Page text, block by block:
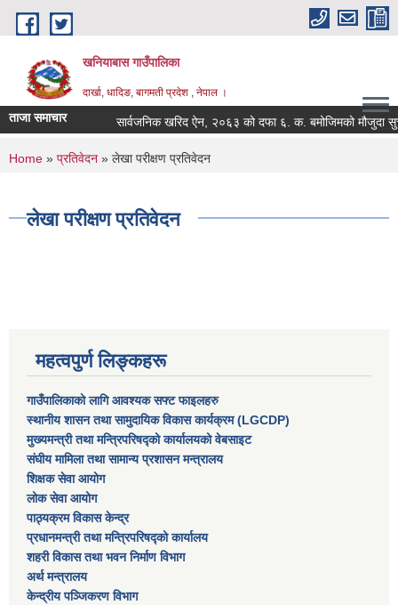
Skip to main content
खनियाबास गाउँपालिका
दार्खा, धादिङ, बागमती प्रदेश , नेपाल ।
ताजा समाचार सार्वजनिक खरिद ऐन, २०६३ को दफा ६. क. बमोजिमको मौजुदा सुची
You are here
Home » प्रतिवेदन » लेखा परीक्षण प्रतिवेदन
लेखा परीक्षण प्रतिवेदन
महत्वपुर्ण लिङ्कहरू
गाउँपालिकाको लागि आवश्यक सफ्ट फाइलहरु
स्थानीय शासन तथा सामुदायिक विकास कार्यक्रम (LGCDP)
मुख्यमन्त्री तथा मन्त्रिपरिषद्को कार्यालयको वेबसाइट
संघीय मामिला तथा सामान्य प्रशासन मन्त्रालय
शिक्षक सेवा आयोग
लोक सेवा आयोग
पाठ्यक्रम विकास केन्द्र
प्रधानमन्त्री तथा मन्त्रिपरिषद्को कार्यालय
शहरी विकास तथा भवन निर्माण विभाग
अर्थ मन्त्रालय
केन्द्रीय पञ्जिकरण विभाग